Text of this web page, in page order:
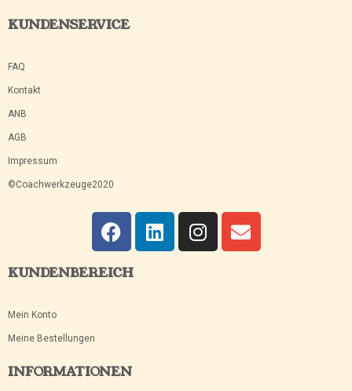
KUNDENSERVICE
FAQ
Kontakt
ANB
AGB
Impressum
©Coachwerkzeuge2020
KUNDENBEREICH
Mein Konto
Meine Bestellungen
INFORMATIONEN